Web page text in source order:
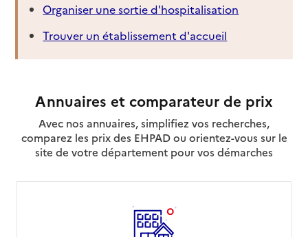
Organiser une sortie d'hospitalisation
Trouver un établissement d'accueil
Annuaires et comparateur de prix
Avec nos annuaires, simplifiez vos recherches,
comparez les prix des EHPAD ou orientez-vous sur le
site de votre département pour vos démarches